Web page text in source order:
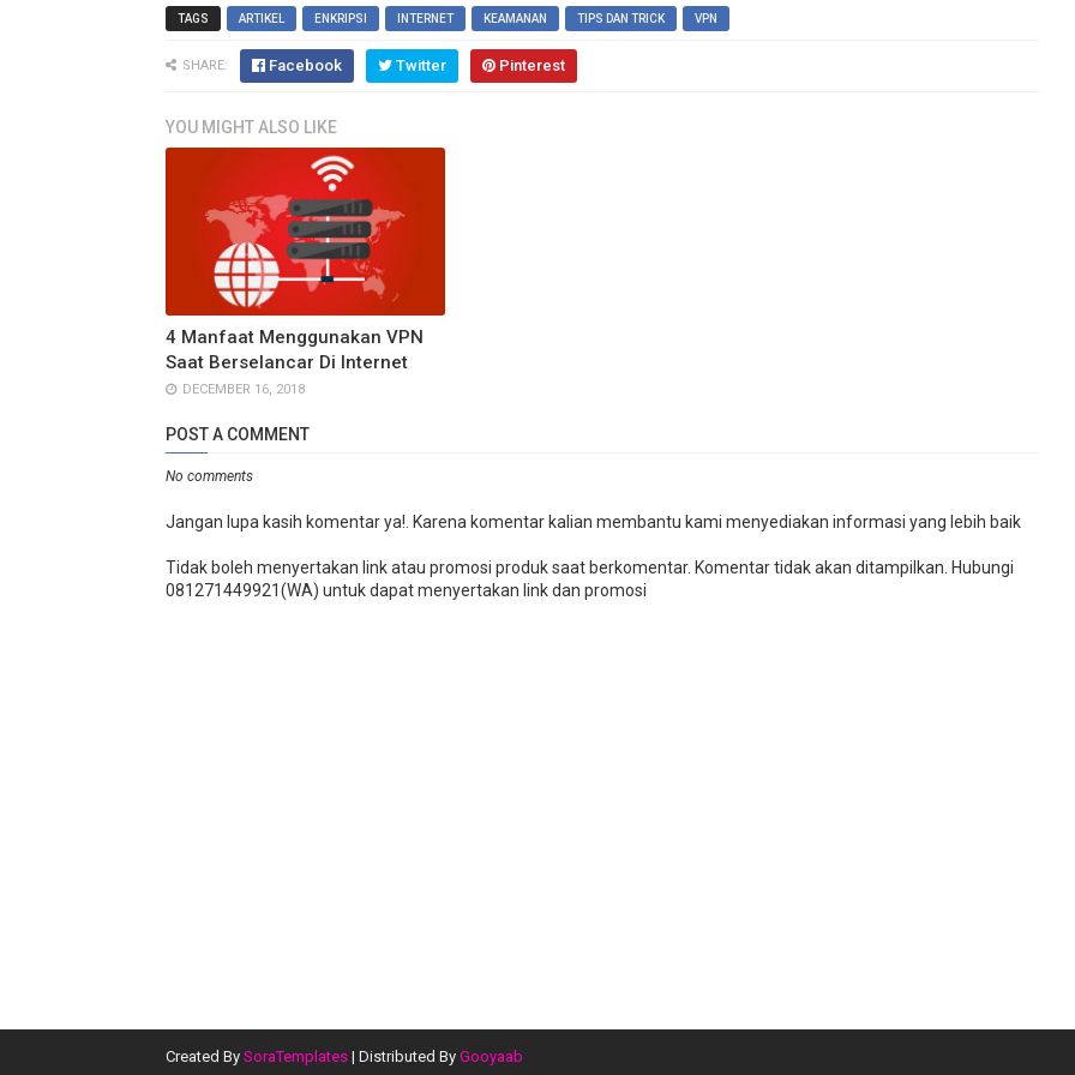
TAGS ARTIKEL ENKRIPSI INTERNET KEAMANAN TIPS DAN TRICK VPN
SHARE: Facebook Twitter Pinterest
YOU MIGHT ALSO LIKE
4 Manfaat Menggunakan VPN
Saat Berselancar Di Internet
DECEMBER 16, 2018
POST A COMMENT
No comments
Jangan lupa kasih komentar ya!. Karena komentar kalian membantu kami menyediakan informasi yang lebih baik
Tidak boleh menyertakan link atau promosi produk saat berkomentar. Komentar tidak akan ditampilkan. Hubungi
081271449921(WA) untuk dapat menyertakan link dan promosi
Created By SoraTemplates | Distributed By Gooyaab